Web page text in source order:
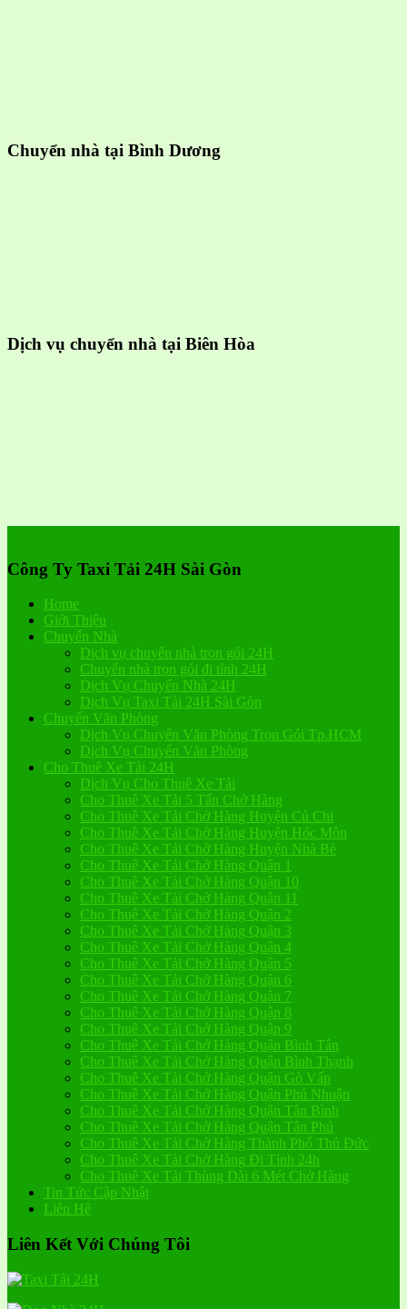
Chuyển nhà tại Bình Dương
Dịch vụ chuyển nhà tại Biên Hòa
Công Ty Taxi Tải 24H Sài Gòn
Home
Giới Thiệu
Chuyển Nhà
Dịch vụ chuyển nhà trọn gói 24H
Chuyển nhà trọn gói đi tỉnh 24H
Dịch Vụ Chuyển Nhà 24H
Dịch Vụ Taxi Tải 24H Sài Gòn
Chuyển Văn Phòng
Dịch Vụ Chuyển Văn Phòng Trọn Gói Tp.HCM
Dịch Vụ Chuyển Văn Phòng
Cho Thuê Xe Tải 24H
Dịch Vụ Cho Thuê Xe Tải
Cho Thuê Xe Tải 5 Tấn Chở Hàng
Cho Thuê Xe Tải Chở Hàng Huyện Củ Chi
Cho Thuê Xe Tải Chở Hàng Huyện Hóc Môn
Cho Thuê Xe Tải Chở Hàng Huyện Nhà Bè
Cho Thuê Xe Tải Chở Hàng Quận 1
Cho Thuê Xe Tải Chở Hàng Quận 10
Cho Thuê Xe Tải Chở Hàng Quận 11
Cho Thuê Xe Tải Chở Hàng Quận 2
Cho Thuê Xe Tải Chở Hàng Quận 3
Cho Thuê Xe Tải Chở Hàng Quận 4
Cho Thuê Xe Tải Chở Hàng Quận 5
Cho Thuê Xe Tải Chở Hàng Quận 6
Cho Thuê Xe Tải Chở Hàng Quận 7
Cho Thuê Xe Tải Chở Hàng Quận 8
Cho Thuê Xe Tải Chở Hàng Quận 9
Cho Thuê Xe Tải Chở Hàng Quận Bình Tân
Cho Thuê Xe Tải Chở Hàng Quận Bình Thạnh
Cho Thuê Xe Tải Chở Hàng Quận Gò Vấp
Cho Thuê Xe Tải Chở Hàng Quận Phú Nhuận
Cho Thuê Xe Tải Chở Hàng Quận Tân Bình
Cho Thuê Xe Tải Chở Hàng Quận Tân Phú
Cho Thuê Xe Tải Chở Hàng Thành Phố Thủ Đức
Cho Thuê Xe Tải Chở Hàng Đi Tỉnh 24h
Cho Thuê Xe Tải Thùng Dài 6 Mét Chở Hàng
Tin Tức Cập Nhật
Liên Hệ
Liên Kết Với Chúng Tôi